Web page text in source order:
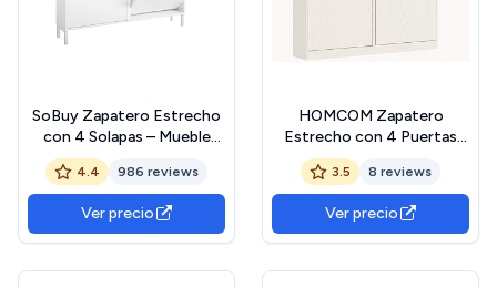
SoBuy Zapatero Estrecho
con 4 Solapas – Mueble
Zapatero Entrada
Recibidor, Armario
Zapateros Estrecho de
Madera para Pasillo
Estrecho y Entrada,
4.4 986 reviews
Ver precio
HOMCOM Zapatero
Estrecho con 4 Puertas
Abatibles Zapatero
Entrada Recibidor con 2
Cajones para 8 Pares de
Zapatos para Pasillo
Espacios Reducidos
3.5 8 reviews
Ver precio